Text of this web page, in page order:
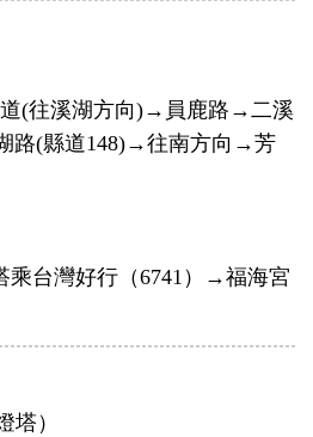
(往溪湖方向)→員鹿路→二溪
路(縣道148)→往南方向→芳
台灣好行（6741）→福海宮
塔）